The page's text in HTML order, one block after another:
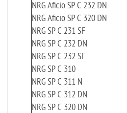
NRG Aficio SP C 232 DN
NRG Aficio SP C 320 DN
NRG SP C 231 SF
NRG SP C 232 DN
NRG SP C 232 SF
NRG SP C 310
NRG SP C 311 N
NRG SP C 312 DN
NRG SP C 320 DN